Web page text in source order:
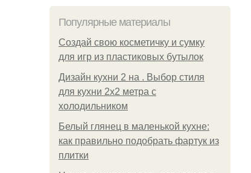
Популярные материалы
Создай свою косметичку и сумку
для игр из пластиковых бутылок
Дизайн кухни 2 на . Выбор стиля
для кухни 2х2 метра с
холодильником
Белый глянец в маленькой кухне:
как правильно подобрать фартук из
плитки